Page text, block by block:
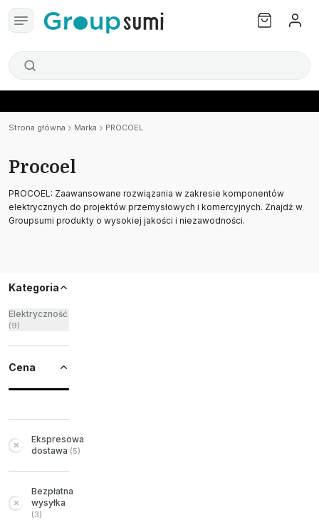
Strona główna Marka PROCOEL
Procoel
PROCOEL: Zaawansowane rozwiązania w zakresie komponentów
elektrycznych do projektów przemysłowych i komercyjnych. Znajdź w
Groupsumi produkty o wysokiej jakości i niezawodności.
Kategoria
Elektryczność
(9)
Cena
Ekspresowa
dostawa (5)
Bezpłatna
wysyłka
(3)